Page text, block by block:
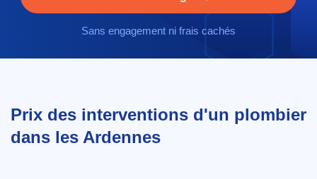
Sans engagement ni frais cachés
Prix des interventions d'un plombier
dans les Ardennes